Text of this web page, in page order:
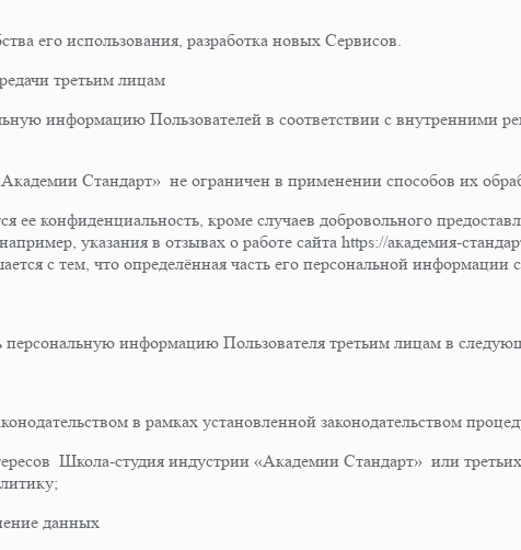
его использования, разработка новых Сервисов.
третьим лицам
информацию Пользователей в соответствии с внутренними
Стандарт» не ограничен в применении способов их
конфиденциальность, кроме случаев добровольного
указания в отзывах о работе сайта https://академия-
с тем, что определённая часть его персональной информации
информацию Пользователя третьим лицам в
в рамках установленной законодательством
Школа-студия индустрии «Академии Стандарт» или третьих
данных